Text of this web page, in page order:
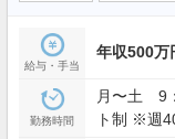
給与・手当
年収500万
勤務時間
月〜土 9：00〜18：
ト制 ※週